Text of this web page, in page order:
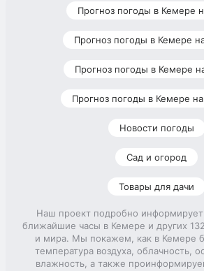
Прогноз погоды в Кемере
Прогноз погоды в Кемере
Прогноз погоды в Кемере
Прогноз погоды в Кемере
Новости погоды
Сад и огород
Товары для дачи
Наш проект подробно информирует
ближайшие часы в Кемере и других
и мира. Мы покажем, как в Кемере
температура воздуха, облачность,
влажность, а также